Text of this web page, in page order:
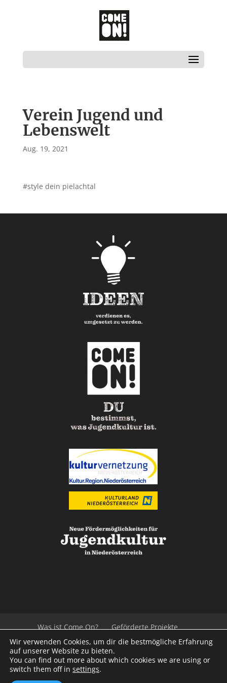
Verein Jugend und
Lebenswelt
Aug. 19, 2021
#style dein pielachtal
Was ist Come On?
Geförderte Projekte
Der Beirat
Impressum/Datenschutz
Links
Presse
© 2020Kulturvernetzung Niederösterreich
Wir verwenden Cookies, um dir die bestmögliche Erfahrung
auf unserer Website zu bieten.
You can find out more about which cookies we are using or
switch them off in settings.